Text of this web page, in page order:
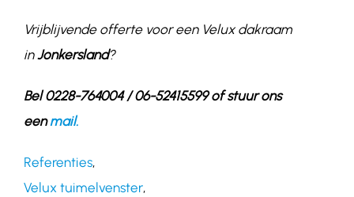
Vrijblijvende offerte voor een Velux dakraam
inJonkersland?
Bel 0228-764004 / 06-52415599 of stuur ons
eenmail.
Referenties,
Velux tuimelvenster,